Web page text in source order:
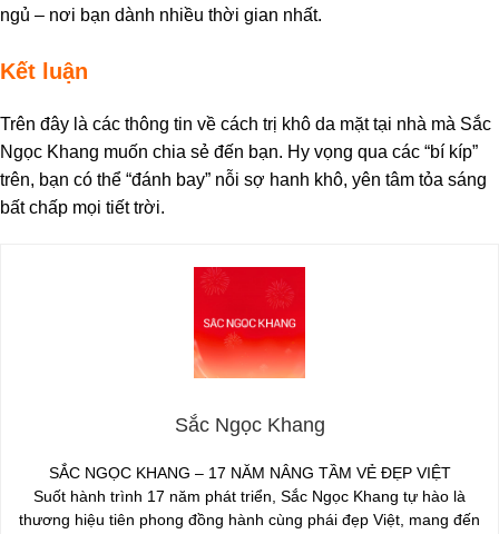
ngủ – nơi bạn dành nhiều thời gian nhất.
Kết luận
Trên đây là các thông tin về cách trị khô da mặt tại nhà mà Sắc
Ngọc Khang muốn chia sẻ đến bạn. Hy vọng qua các “bí kíp”
trên, bạn có thể “đánh bay” nỗi sợ hanh khô, yên tâm tỏa sáng
bất chấp mọi tiết trời.
Sắc Ngọc Khang
SẮC NGỌC KHANG – 17 NĂM NÂNG TẦM VẺ ĐẸP VIỆT
Suốt hành trình 17 năm phát triển, Sắc Ngọc Khang tự hào là
thương hiệu tiên phong đồng hành cùng phái đẹp Việt, mang đến